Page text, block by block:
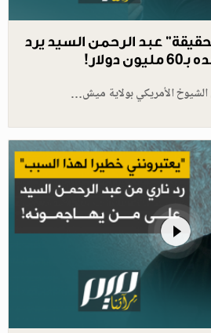
عبد الرحمن السيد يرد
الأمريكي بولاية ميش…